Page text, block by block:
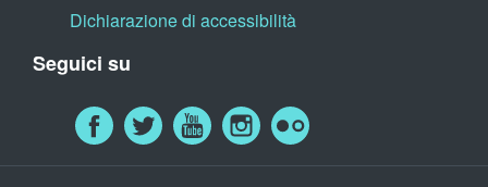
Dichiarazione di accessibilità
Seguici su